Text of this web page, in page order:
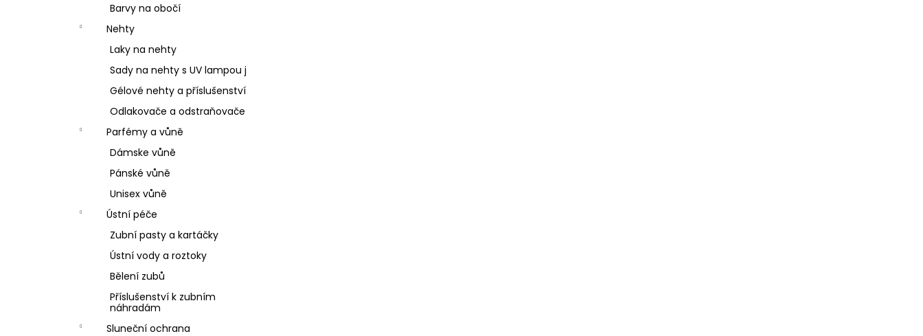
Barvy na obočí
Nehty
Laky na nehty
Sady na nehty s UV lampou j
Gélové nehty a příslušenství
Odlakovače a odstraňovače
Parfémy a vůně
Dámske vůně
Pánské vůně
Unisex vůně
Ústní péče
Zubní pasty a kartáčky
Ústní vody a roztoky
Bělení zubů
Příslušenství k zubním
náhradám
Sluneční ochrana